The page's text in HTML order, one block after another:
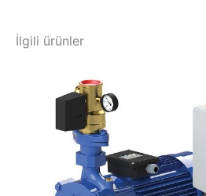
İlgili ürünler